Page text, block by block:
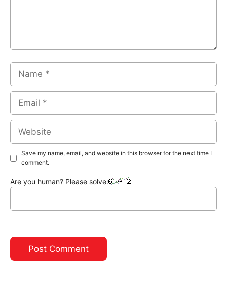
Name
Email
Website
Save my name, email, and website in this browser for the next time I
comment.
Are you human? Please solve: